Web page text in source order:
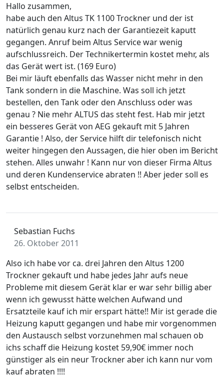
Hallo zusammen,
habe auch den Altus TK 1100 Trockner und der ist
natürlich genau kurz nach der Garantiezeit kaputt
gegangen. Anruf beim Altus Service war wenig
aufschlussreich. Der Technikertermin kostet mehr, als
das Gerät wert ist. (169 Euro)
Bei mir läuft ebenfalls das Wasser nicht mehr in den
Tank sondern in die Maschine. Was soll ich jetzt
bestellen, den Tank oder den Anschluss oder was
genau ? Nie mehr ALTUS das steht fest. Hab mir jetzt
ein besseres Gerät von AEG gekauft mit 5 Jahren
Garantie ! Also, der Service hilft dir telefonisch nicht
weiter hingegen den Aussagen, die hier oben im Bericht
stehen. Alles unwahr ! Kann nur von dieser Firma Altus
und deren Kundenservice abraten !! Aber jeder soll es
selbst entscheiden.
Sebastian Fuchs
26. Oktober 2011
Also ich habe vor ca. drei Jahren den Altus 1200
Trockner gekauft und habe jedes Jahr aufs neue
Probleme mit diesem Gerät klar er war sehr billig aber
wenn ich gewusst hätte welchen Aufwand und
Ersatzteile kauf ich mir erspart hätte!! Mir ist gerade die
Heizung kaputt gegangen und habe mir vorgenommen
den Austausch selbst vorzunehmen mal schauen ob
ichs schaff die Heizung kostet 59,90€ immer noch
günstiger als ein neur Trockner aber ich kann nur vom
kauf abraten !!!!